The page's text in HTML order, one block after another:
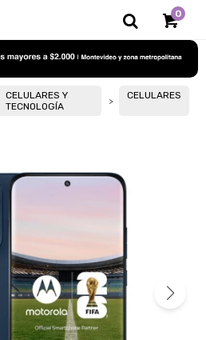
0
CELULARES Y
TECNOLOGÍA
CELULARES